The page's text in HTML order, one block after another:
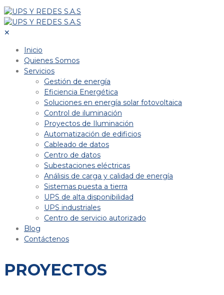
✕
Inicio
Quienes Somos
Servicios
Gestión de energía
Eficiencia Energética
Soluciones en energía solar fotovoltaica
Control de iluminación
Proyectos de Iluminación
Automatización de edificios
Cableado de datos
Centro de datos
Subestaciones eléctricas
Análisis de carga y calidad de energía
Sistemas puesta a tierra
UPS de alta disponibilidad
UPS industriales
Centro de servicio autorizado
Blog
Contáctenos
PROYECTOS